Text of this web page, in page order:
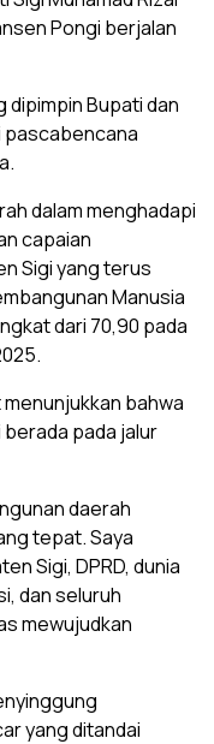
Pongi berjalan
Bupati dan
pascabencana
dalam menghadapi
capaian
Sigi yang terus
Manusia
dari 70,90 pada
bahwa
pada jalur
daerah
tepat. Saya
Sigi, DPRD, dunia
dan seluruh
mewujudkan
yang ditandai